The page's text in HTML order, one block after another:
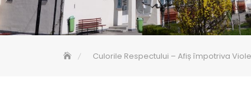
Culorile Respectului – Afiș împotriva